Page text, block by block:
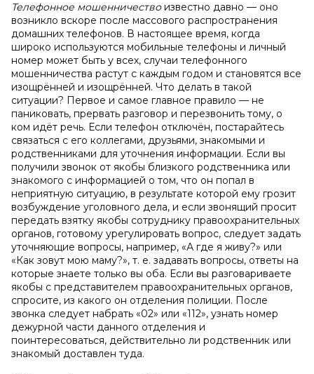
Телефонное мошенничествоизвестно давно — оно
возникло вскоре после массового распространения
домашних телефонов. В настоящее время, когда
широко используются мобильные телефоны и личный
номер может быть у всех, случаи телефонного
мошенничества растут с каждым годом и становятся все
изощрённей и изощрённей. Что делать в такой
ситуации? Первое и самое главное правило — не
паниковать, прервать разговор и перезвонить тому, о
ком идёт речь. Если телефон отключён, постарайтесь
связаться с его коллегами, друзьями, знакомыми и
родственниками для уточнения информации. Если вы
получили звонок от якобы близкого родственника или
знакомого с информацией о том, что он попал в
неприятную ситуацию, в результате которой ему грозит
возбуждение уголовного дела, и если звонящий просит
передать взятку якобы сотруднику правоохранительных
органов, готовому урегулировать вопрос, следует задать
уточняющие вопросы, например, «А где я живу?» или
«Как зовут мою маму?», т. е. задавать вопросы, ответы на
которые знаете только вы оба. Если вы разговариваете
якобы с представителем правоохранительных органов,
спросите, из какого он отделения полиции. После
звонка следует набрать «02» или «112», узнать номер
дежурной части данного отделения и
поинтересоваться, действительно ли родственник или
знакомый доставлен туда.